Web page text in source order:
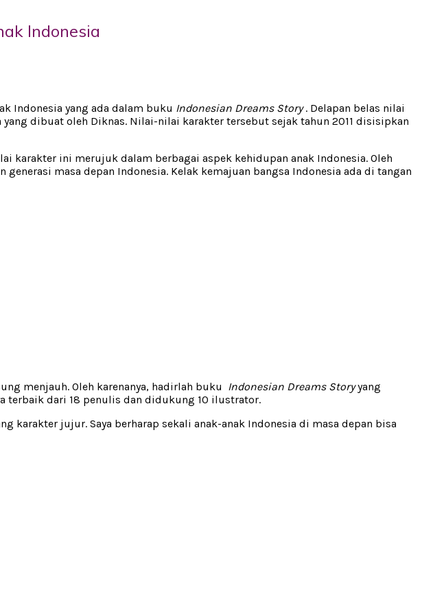
Indonesia
Indonesia yang ada dalam buku Indonesian Dreams Story. Delapan belas nilai
dibuat oleh Diknas. Nilai-nilai karakter tersebut sejak tahun 2011 disisipkan
karakter ini merujuk dalam berbagai aspek kehidupan anak Indonesia. Oleh
masa depan Indonesia. Kelak kemajuan bangsa Indonesia ada di tangan
menjauh. Oleh karenanya, hadirlah buku Indonesian Dreams Storyyang
terbaik dari 18 penulis dan didukung 10 ilustrator.
karakter jujur. Saya berharap sekali anak-anak Indonesia di masa depan bisa